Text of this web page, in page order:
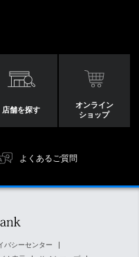
店舗を探す
オンライン
ショップ
よくあるご質問
バシーセンター